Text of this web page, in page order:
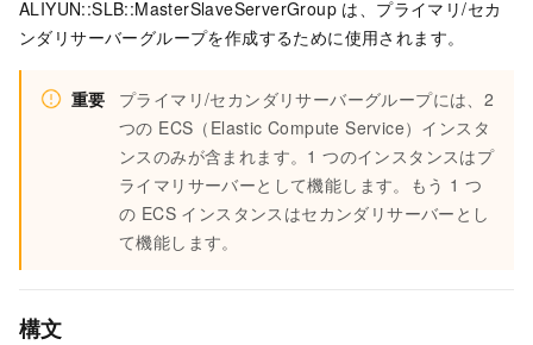
ALIYUN::SLB::MasterSlaveServerGroup は、プライマリ/セカ
ンダリサーバーグループを作成するために使用されます。
重要
プライマリ/セカンダリサーバーグループには、2
つの ECS（Elastic Compute Service）インスタ
ンスのみが含まれます。1 つのインスタンスはプ
ライマリサーバーとして機能します。もう 1 つ
の ECS インスタンスはセカンダリサーバーとし
て機能します。
構文